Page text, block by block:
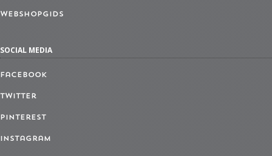
Webshopgids
SOCIAL MEDIA
Facebook
Twitter
Pinterest
Instagram